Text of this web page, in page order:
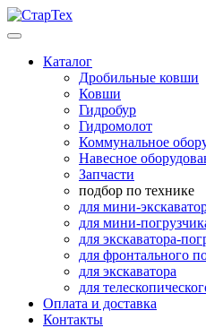
Каталог
Дробильные ковши
Ковши
Гидробур
Гидромолот
Коммунальное
Навесное
Запчасти
подбор по технике
для мини-
для мини-
для экскаватора-
для фронтального
для экскаватора
для
Оплата и доставка
Контакты